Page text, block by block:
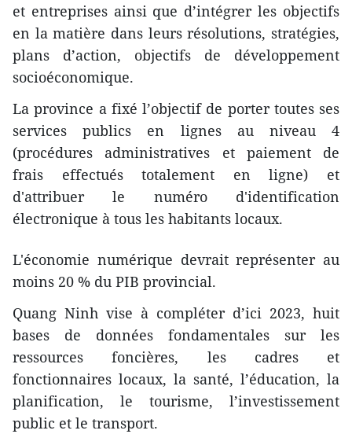
et entreprises ainsi que d’intégrer les objectifs
en la matière dans leurs résolutions, stratégies,
plans d’action, objectifs de développement
socioéconomique.
La province a fixé l’objectif de porter toutes ses
services publics en lignes au niveau 4
(procédures administratives et paiement de
frais effectués totalement en ligne) et
d'attribuer le numéro d'identification
électronique à tous les habitants locaux.
L'économie numérique devrait représenter au
moins 20 % du PIB provincial.
Quang Ninh vise à compléter d’ici 2023, huit
bases de données fondamentales sur les
ressources foncières, les cadres et
fonctionnaires locaux, la santé, l’éducation, la
planification, le tourisme, l’investissement
public et le transport.